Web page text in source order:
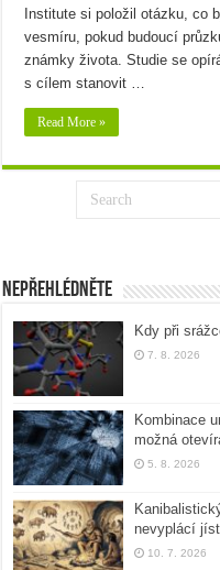
Institute si položil otázku, co
vesmíru, pokud budoucí
známky života. Studie se
s cílem stanovit …
Read More »
Nepřehlédněte
Kdy při
7. 8. 2026
Kombinace
možná
5. 8. 2026
nevyplácí
10. 7. 2026